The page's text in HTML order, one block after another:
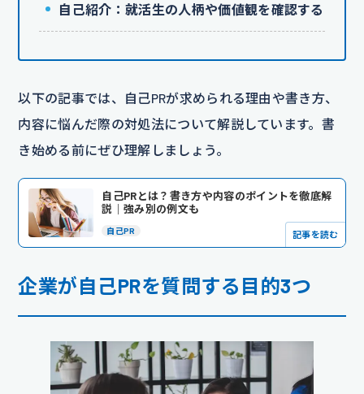
自己紹介：就活生の人柄や価値観を確認する
以下の記事では、自己PRが求められる理由や書き方、
内容に悩んだ際の対処法について解説しています。書
き始める前にぜひ理解しましょう。
自己PRとは？書き方や内容のポイントを徹底解
説｜強み別の例文も
自己PR 記事を読む
企業が自己PRを質問する目的3つ